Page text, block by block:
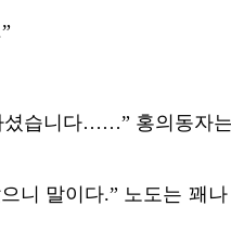
습니다……” 홍의동자
니 말이다.” 노도는 꽤